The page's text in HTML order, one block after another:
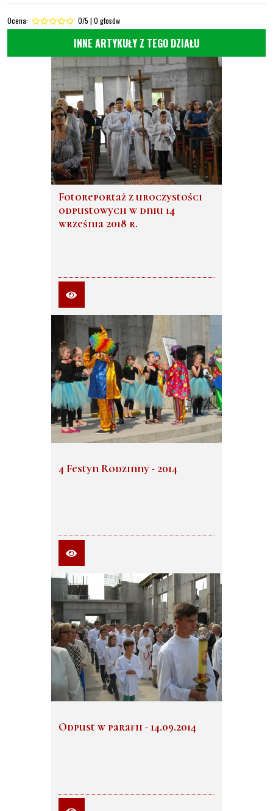
Ocena: 0/5 | 0 głosów
INNE ARTYKUŁY Z TEGO DZIAŁU
Fotoreportaż z uroczystości
odpustowych w dniu 14
września 2018 r.
4 Festyn Rodzinny - 2014
Odpust w parafii - 14.09.2014